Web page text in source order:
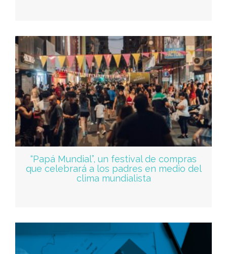
“Papá Mundial”, un festival de compras
que celebrará a los padres en medio del
clima mundialista